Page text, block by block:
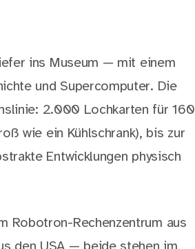
ins Museum — mit einem
und Supercomputer. Die
2.000 Lochkarten für 160
wie ein Kühlschrank), bis zur
Entwicklungen physisch
Robotron-Rechenzentrum aus